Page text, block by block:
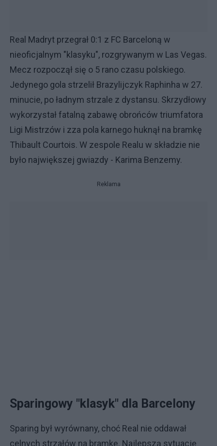
Real Madryt przegrał 0:1 z FC Barceloną w
nieoficjalnym "klasyku", rozgrywanym w Las Vegas.
Mecz rozpoczął się o 5 rano czasu polskiego.
Jedynego gola strzelił Brazylijczyk Raphinha w 27.
minucie, po ładnym strzale z dystansu. Skrzydłowy
wykorzystał fatalną zabawę obrońców triumfatora
Ligi Mistrzów i zza pola karnego huknął na bramkę
Thibault Courtois. W zespole Realu w składzie nie
było największej gwiazdy - Karima Benzemy.
Reklama
Sparingowy "klasyk" dla Barcelony
Sparing był wyrównany, choć Real nie oddawał
celnych strzałów na bramkę. Najlepszą sytuację